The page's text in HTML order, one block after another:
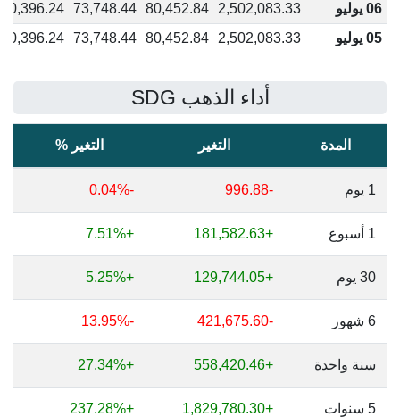
06 يوليو
2,502,083.33
80,452.84
73,748.44
70,396.24
05 يوليو
2,502,083.33
80,452.84
73,748.44
70,396.24
أداء الذهب SDG
المدة التغير التغير %
1 يوم -996.88
-0.04%
1 أسبوع +181,582.63
+7.51%
30 يوم +129,744.05
+5.25%
6 شهور -421,675.60
-13.95%
سنة واحدة +558,420.46
+27.34%
5 سنوات +1,829,780.30
+237.28%